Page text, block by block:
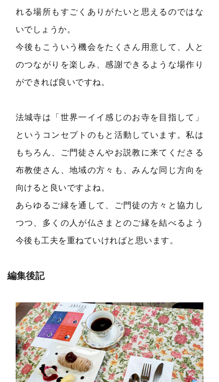
れる場所もすごくありがたいと思えるのではな
いでしょうか。
今後もこういう機会をたくさん用意して、人と
のつながりを楽しみ、感謝できるような場作り
ができれば良いですね。
法城寺は「世界一イイ感じのお寺を目指して」
というコンセプトのもと活動しています。私は
もちろん、ご門徒さんやお説教に来てくださる
布教使さん、地域の方々も、みんな同じ方向を
向けると良いですよね。
あらゆるご縁を通して、ご門徒の方々と協力し
つつ、多くの人が仏さまとのご縁を結べるよう
今後も工夫を重ねていければと思います。
編集後記